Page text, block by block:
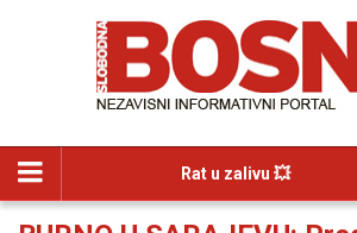
Rat u zalivu 💥